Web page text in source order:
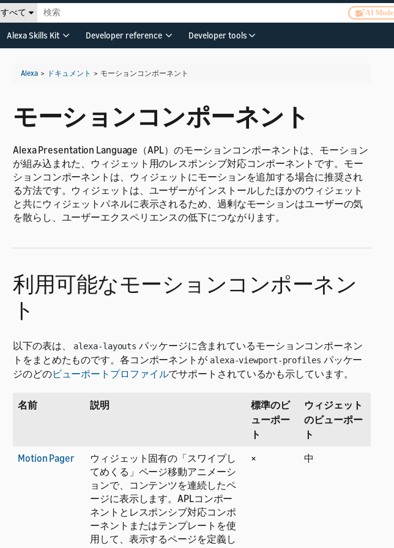
すべて AI Mode
Alexa Skills Kit Developer reference Developer tools
Alexa > ドキュメント > モーションコンポーネント
モーションコンポーネント
Alexa Presentation Language（APL）のモーションコンポーネントは、モーション
が組み込まれた、ウィジェット用のレスポンシブ対応コンポーネントです。 モー
ションコンポーネントは、ウィジェットにモーションを追加する場合に推奨され
る方法です。ウィジェットは、ユーザーがインストールしたほかのウィジェット
と共にウィジェットパネルに表示されるため、過剰なモーションはユーザーの気
を散らし、ユーザーエクスペリエンスの低下につながります。
利用可能なモーションコンポーネン
ト
以下の表は、 alexa-layouts パッケージに含まれているモーションコンポーネン
トをまとめたものです。各コンポーネントが alexa-viewport-profiles パッケー
ジのどのビューポートプロファイルでサポートされているかも示しています。
名前 説明
標準のビ
ューポー
ト
ウィジェット
のビューポー
ト
Motion Pager
ウィジェット固有の「スワイプし
てめくる」ページ移動アニメーシ
ョンで、コンテンツを連続したペ
ージに表示します。APLコンポー
ネントとレスポンシブ対応コンポ
ーネントまたはテンプレートを使
用して、表示するページを定義し
× 中